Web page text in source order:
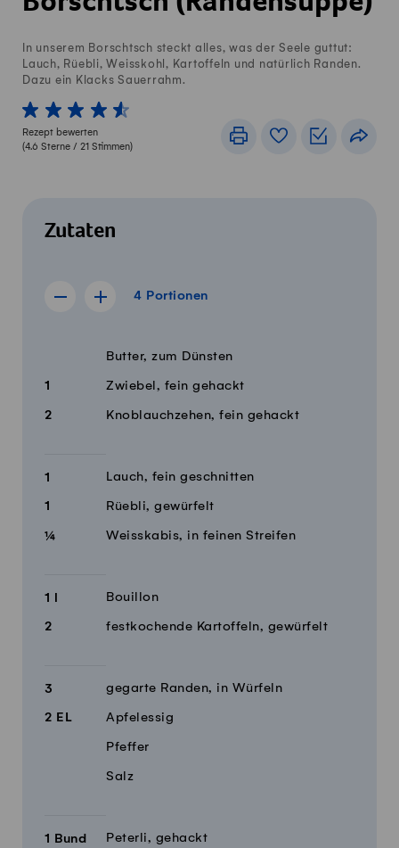
In unserem Borschtsch steckt alles, was der Seele guttut:
Lauch, Rüebli, Weisskohl, Kartoffeln und natürlich Randen.
Dazu ein Klacks Sauerrahm.
1 von 5 Sterne
2 von 5 Sterne
3 von 5 Sterne
4 von 5 Sterne
5 von 5 Sterne
Rezept bewerten
(4.6 Sterne / 21 Stimmen)
DruckenRezeptbuch
Zutaten
4 Portionen
Rezept für 3 Portionen anzeigen
Rezept für 5 Portionen anzeigen
4 Portionen
Zutaten
Butter, zum Dünsten
1 Zwiebel, fein gehackt
2 Knoblauchzehen, fein gehackt
1 Lauch, fein geschnitten
1 Rüebli, gewürfelt
¼ Weisskabis, in feinen Streifen
1 l Bouillon
2 festkochende Kartoffeln, gewürfelt
3 gegarte Randen, in Würfeln
2 EL Apfelessig
Pfeffer
Salz
1 Bund Peterli, gehackt